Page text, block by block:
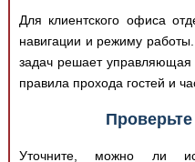
Для клиентского офиса
навигации и режиму
задач решает управляющая
правила прохода гостей и
Уточните, можно ли